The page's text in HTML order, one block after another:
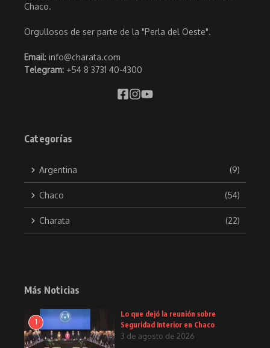
Chaco.
Orgullosos de ser parte de la "Perla del Oeste".
Email: info@charata.com
Telegram: +54 8 3731 40-4300
Categorías
Argentina (9)
Chaco (54)
Charata (22)
Más Noticias
1
Lo que dejó la reunión sobre
Seguridad Interior en Chaco
3 de agosto de 2026